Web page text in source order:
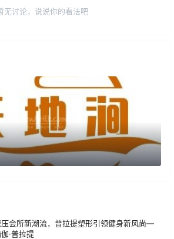
无讨论，说说你的看法吧
会所新潮流，普拉提塑形引领健身新风尚—
·普拉提